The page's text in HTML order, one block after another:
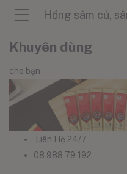
(Sản Phẩm )
(Danh Mục )
Khuyên dùng
cho bạn
Liên Hệ 24/7
08 988 79 192